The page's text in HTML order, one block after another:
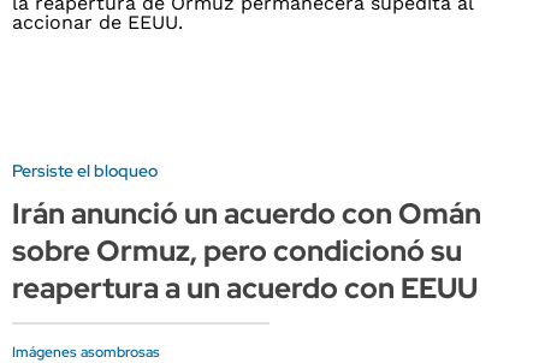
Persiste el bloqueo
Irán anunció un acuerdo con Omán
sobre Ormuz, pero condicionó su
reapertura a un acuerdo con EEUU
Imágenes asombrosas